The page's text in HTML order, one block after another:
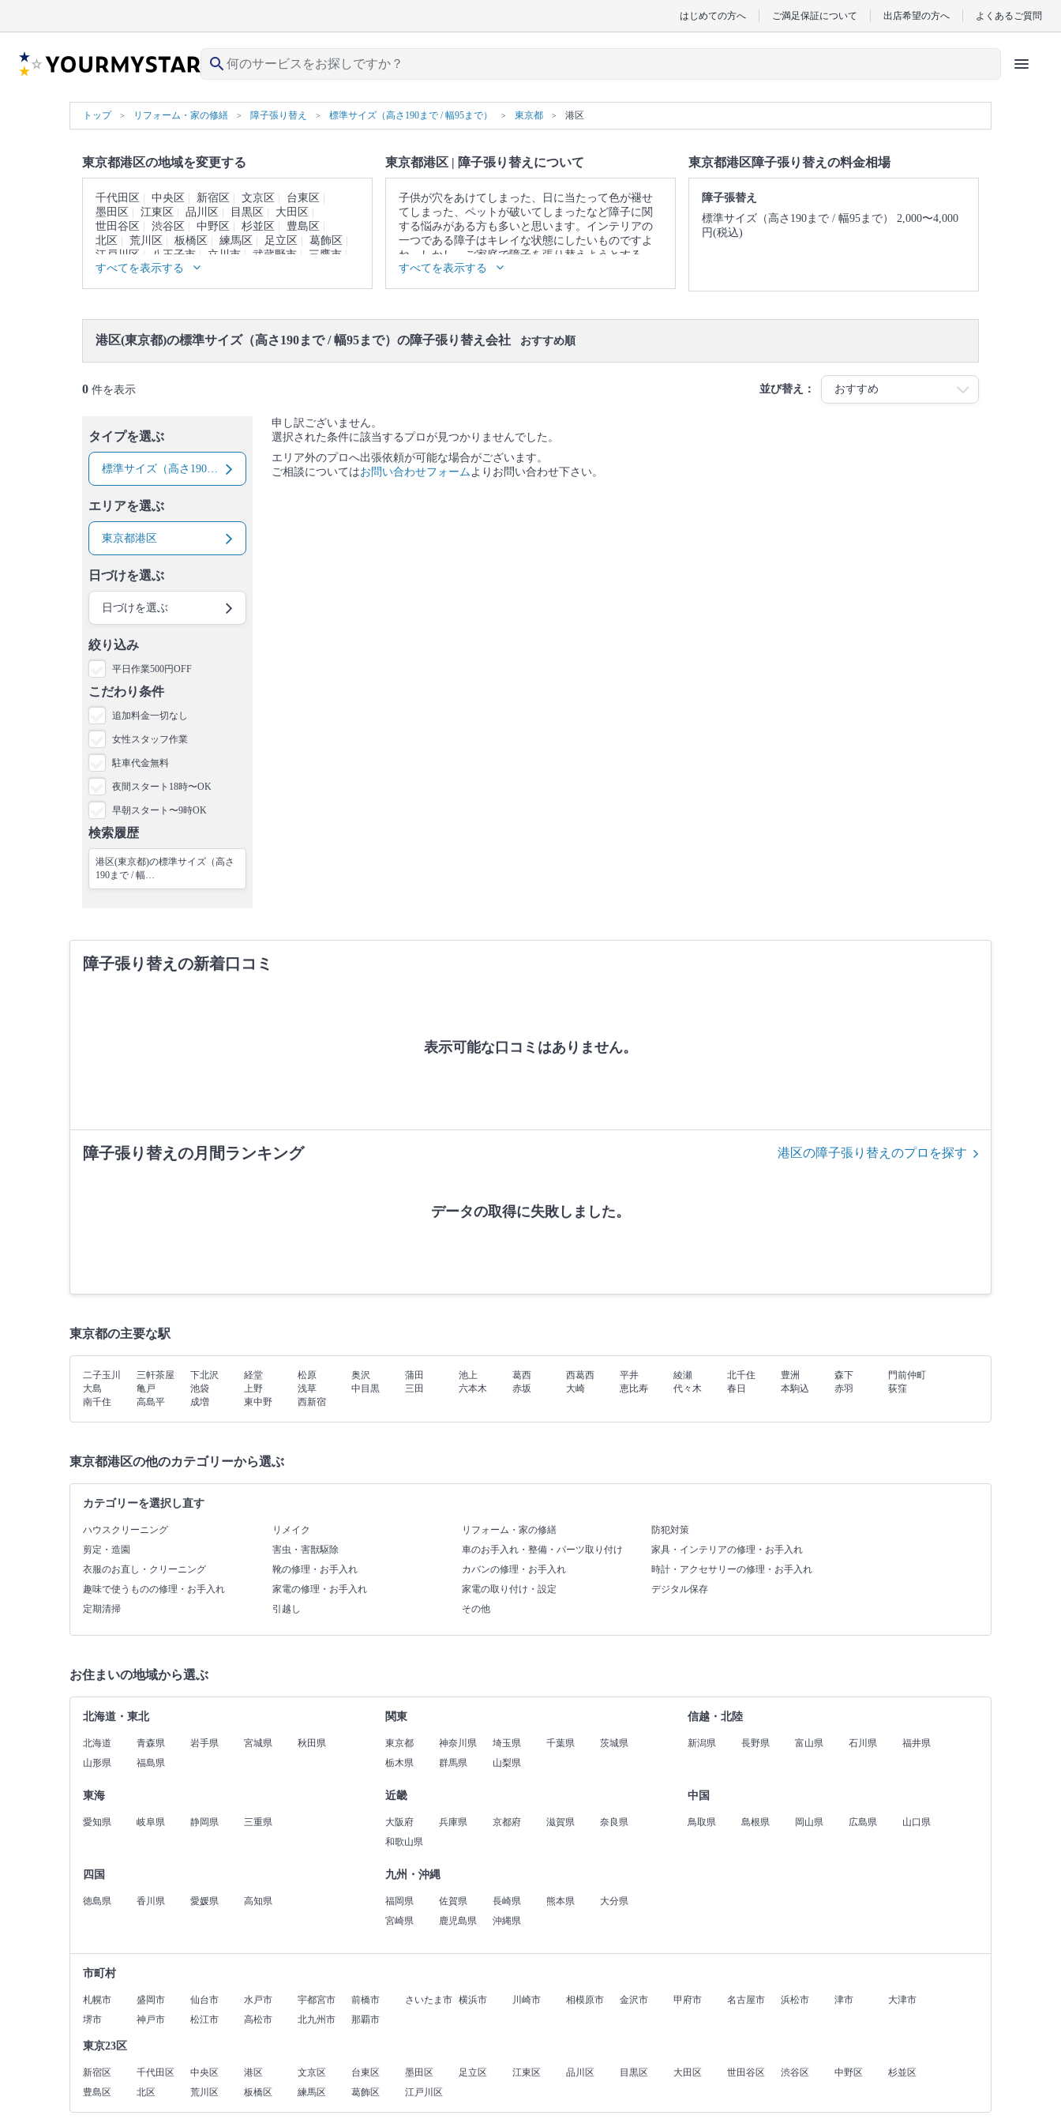
はじめての方へ ご満足保証について 出店希望の方へ よくあるご質問
search menu
トップ リフォーム・家の修繕 障子張り替え 標準サイズ（高さ190まで / 幅95まで） 東京都 港区
東京都港区の地域を変更する
千代田区 中央区 新宿区 文京区
台東区
墨田区
江東区 品川区 目黒区
大田区
世田谷区
渋谷区 中野区 杉並区
豊島区
北区
荒川区 板橋区 練馬区 足立区
葛飾区
江戸川区
八王子市 立川市 武蔵野市
三鷹市
青梅市
府中市 昭島市
大島町
利島村 新島村 神津島村
三宅島
すべてを表示する
東京都港区 | 障子張り替えについて
子供が穴をあけてしまった、日に当たって色が褪せ
てしまった、ペットが破いてしまったなど障子に関
する悩みがある方も多いと思います。インテリアの
一つである障子はキレイな状態にしたいものですよ
ね。しかし、ご家庭で障子を張り替えようとする
と、シワやゆがみができてしまいがちです。障子張
▼表示価格に含まれる障子張り替えの作業範囲
作業について説明 / 障子取り外し / 障子紙はがし / 新
すべてを表示する
東京都港区障子張り替えの料金相場
障子張替え
標準サイズ（高さ190まで / 幅95まで） 2,000〜4,000
円(税込)
港区(東京都)の標準サイズ（高さ190まで / 幅95まで）の障子張り替え会社 おすすめ順
0 件を表示 並び替え：
タイプを選ぶ
エリアを選ぶ
東京都港区
日づけを選ぶ
日づけを選ぶ
絞り込み
平日作業500円OFF
こだわり条件
追加料金一切なし
女性スタッフ作業
駐車代金無料
夜間スタート18時〜OK
早朝スタート〜9時OK
検索履歴
港区(東京都)の標準サイズ（高さ
190まで / 幅…
申し訳ございません。
選択された条件に該当するプロが見つかりませんでした。
エリア外のプロへ出張依頼が可能な場合がございます。
ご相談についてはお問い合わせフォームよりお問い合わせ下さい。
障子張り替えの新着口コミ
表示可能な口コミはありません。
障子張り替えの月間ランキング 港区の障子張り替えのプロを探す
データの取得に失敗しました。
東京都の主要な駅
二子玉川 三軒茶屋 下北沢 経堂 松原 奥沢 蒲田 池上 葛西 西葛西 平井 綾瀬 北千住 豊洲 森下
門前仲町
大島
亀戸 池袋 上野 浅草 中目黒 三田 六本木 赤坂 大崎 恵比寿 代々木 春日 本駒込 赤羽
荻窪
南千住
高島平 成増 東中野 西新宿
東京都港区の他のカテゴリーから選ぶ
カテゴリーを選択し直す
ハウスクリーニング リメイク リフォーム・家の修繕
防犯対策
剪定・造園
害虫・害獣駆除 車のお手入れ・整備・パーツ取り付け
家具・インテリアの修理・お手入れ
衣服のお直し・クリーニング
靴の修理・お手入れ カバンの修理・お手入れ
時計・アクセサリーの修理・お手入れ
趣味で使うものの修理・お手入れ
家電の修理・お手入れ 家電の取り付け・設定
デジタル保存
定期清掃
引越し その他
お住まいの地域から選ぶ
北海道・東北
北海道 青森県 岩手県 宮城県
秋田県
山形県
福島県
関東
東京都 神奈川県 埼玉県 千葉県
茨城県
栃木県
群馬県 山梨県
信越・北陸
新潟県 長野県 富山県 石川県 福井県
東海
愛知県 岐阜県 静岡県 三重県
近畿
大阪府 兵庫県 京都府 滋賀県
奈良県
和歌山県
中国
鳥取県 島根県 岡山県 広島県 山口県
四国
徳島県 香川県 愛媛県 高知県
九州・沖縄
福岡県 佐賀県 長崎県 熊本県
大分県
宮崎県
鹿児島県 沖縄県
市町村
札幌市 盛岡市 仙台市 水戸市 宇都宮市 前橋市 さいたま市 横浜市 川崎市 相模原市 金沢市 甲府市 名古屋市 浜松市 津市
大津市
堺市
神戸市 松江市 高松市 北九州市 那覇市
東京23区
新宿区 千代田区 中央区 港区 文京区 台東区 墨田区 足立区 江東区 品川区 目黒区 大田区 世田谷区 渋谷区 中野区
杉並区
豊島区
北区 荒川区 板橋区 練馬区 葛飾区 江戸川区